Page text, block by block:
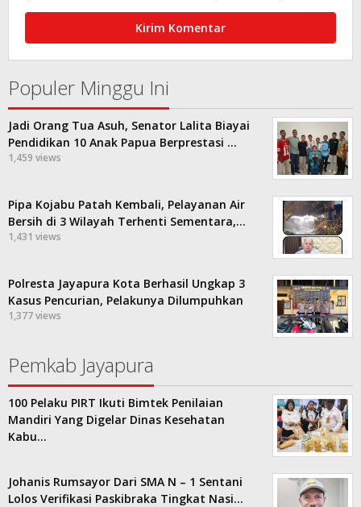
Populer Minggu Ini
Jadi Orang Tua Asuh, Senator Lalita Biayai
Pendidikan 10 Anak Papua Berprestasi …
1,459 views
Pipa Kojabu Patah Kembali, Pelayanan Air
Bersih di 3 Wilayah Terhenti Sementara,…
1,431 views
Polresta Jayapura Kota Berhasil Ungkap 3
Kasus Pencurian, Pelakunya Dilumpuhkan
1,377 views
Pemkab Jayapura
100 Pelaku PIRT Ikuti Bimtek Penilaian
Mandiri Yang Digelar Dinas Kesehatan
Kabu…
Johanis Rumsayor Dari SMA N – 1 Sentani
Lolos Verifikasi Paskibraka Tingkat Nasi…